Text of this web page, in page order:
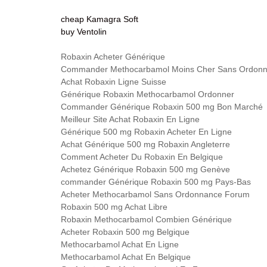
cheap Kamagra Soft
buy Ventolin
Robaxin Acheter Générique
Commander Methocarbamol Moins Cher Sans
Achat Robaxin Ligne Suisse
Générique Robaxin Methocarbamol Ordonner
Commander Générique Robaxin 500 mg Bon Marché
Meilleur Site Achat Robaxin En Ligne
Générique 500 mg Robaxin Acheter En Ligne
Achat Générique 500 mg Robaxin Angleterre
Comment Acheter Du Robaxin En Belgique
Achetez Générique Robaxin 500 mg Genève
commander Générique Robaxin 500 mg Pays-Bas
Acheter Methocarbamol Sans Ordonnance Forum
Robaxin 500 mg Achat Libre
Robaxin Methocarbamol Combien Générique
Acheter Robaxin 500 mg Belgique
Methocarbamol Achat En Ligne
Methocarbamol Achat En Belgique